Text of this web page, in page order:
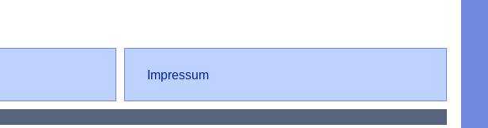
Impressum
Impressum